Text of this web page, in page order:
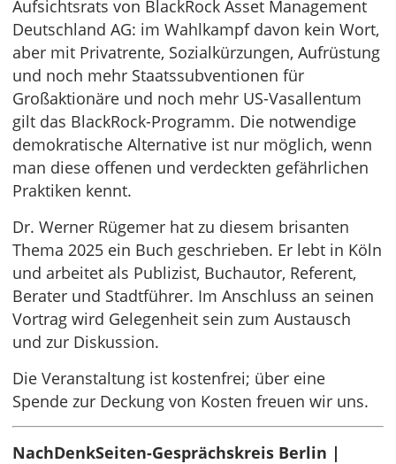
Aufsichtsrats von BlackRock Asset Management
Deutschland AG: im Wahlkampf davon kein Wort,
aber mit Privatrente, Sozialkürzungen, Aufrüstung
und noch mehr Staatssubventionen für
Großaktionäre und noch mehr US-Vasallentum
gilt das BlackRock-Programm. Die notwendige
demokratische Alternative ist nur möglich, wenn
man diese offenen und verdeckten gefährlichen
Praktiken kennt.
Dr. Werner Rügemer hat zu diesem brisanten
Thema 2025 ein Buch geschrieben. Er lebt in Köln
und arbeitet als Publizist, Buchautor, Referent,
Berater und Stadtführer. Im Anschluss an seinen
Vortrag wird Gelegenheit sein zum Austausch
und zur Diskussion.
Die Veranstaltung ist kostenfrei; über eine
Spende zur Deckung von Kosten freuen wir uns.
NachDenkSeiten-Gesprächskreis Berlin |